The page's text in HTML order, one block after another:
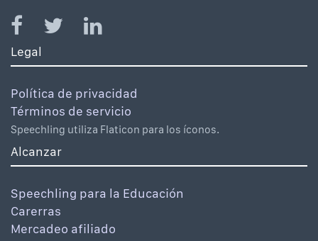
Legal
Política de privacidad
Términos de servicio
Speechling utiliza Flaticon para los íconos.
Alcanzar
Speechling para la Educación
Carerras
Mercadeo afiliado